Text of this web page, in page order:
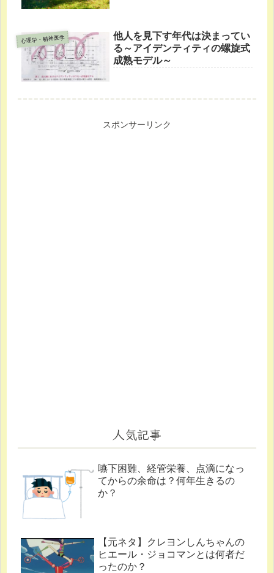
心理学・精神医学
他人を見下す年代は決まってい
る～アイデンティティの螺旋式
成熟モデル～
スポンサーリンク
人気記事
嚥下困難、経管栄養、点滴になっ
てからの余命は？何年生きるの
か？
【元ネタ】クレヨンしんちゃんの
ヒエール・ジョコマンとは何者だ
ったのか？